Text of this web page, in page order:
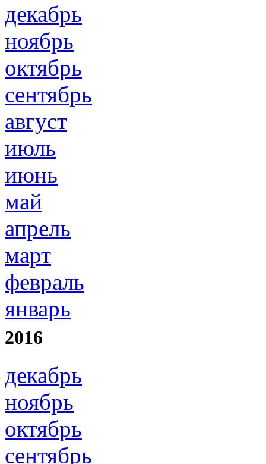
декабрь
ноябрь
октябрь
сентябрь
август
июль
июнь
май
апрель
март
февраль
январь
2016
декабрь
ноябрь
октябрь
сентябрь